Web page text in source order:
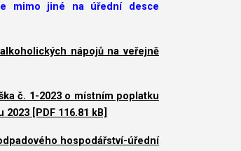
mimo jiné na úřední desce
nápojů na veřejně
č. 1-2023 o místním poplatku
[PDF 116.81 kB]
hospodářství-úřední